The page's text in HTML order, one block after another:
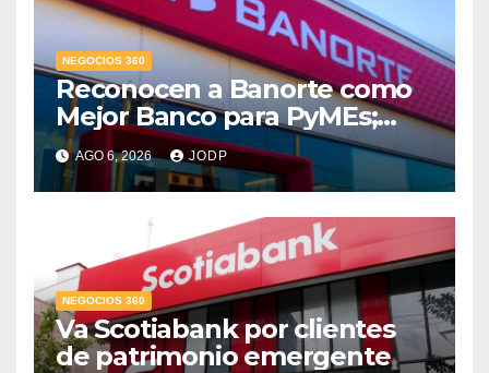
NEGOCIOS 360
Reconocen a Banorte como
Mejor Banco para PyMEs;
supera 14% del mercado
crediticio
AGO 6, 2026 JODP
NEGOCIOS 360
Va Scotiabank por clientes
de patrimonio emergente